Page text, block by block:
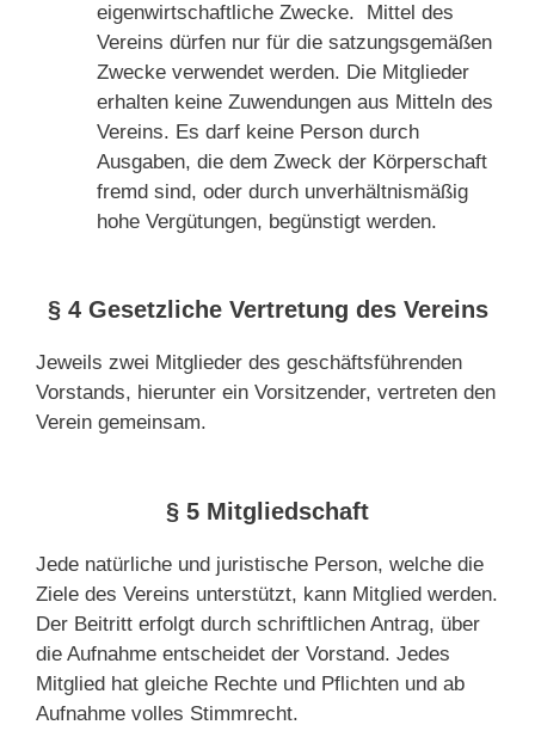
eigenwirtschaftliche Zwecke. Mittel des
Vereins dürfen nur für die satzungsgemäßen
Zwecke verwendet werden. Die Mitglieder
erhalten keine Zuwendungen aus Mitteln des
Vereins. Es darf keine Person durch
Ausgaben, die dem Zweck der Körperschaft
fremd sind, oder durch unverhältnismäßig
hohe Vergütungen, begünstigt werden.
§ 4 Gesetzliche Vertretung des Vereins
Jeweils zwei Mitglieder des geschäftsführenden
Vorstands, hierunter ein Vorsitzender, vertreten den
Verein gemeinsam.
§ 5 Mitgliedschaft
Jede natürliche und juristische Person, welche die
Ziele des Vereins unterstützt, kann Mitglied werden.
Der Beitritt erfolgt durch schriftlichen Antrag, über
die Aufnahme entscheidet der Vorstand. Jedes
Mitglied hat gleiche Rechte und Pflichten und ab
Aufnahme volles Stimmrecht.